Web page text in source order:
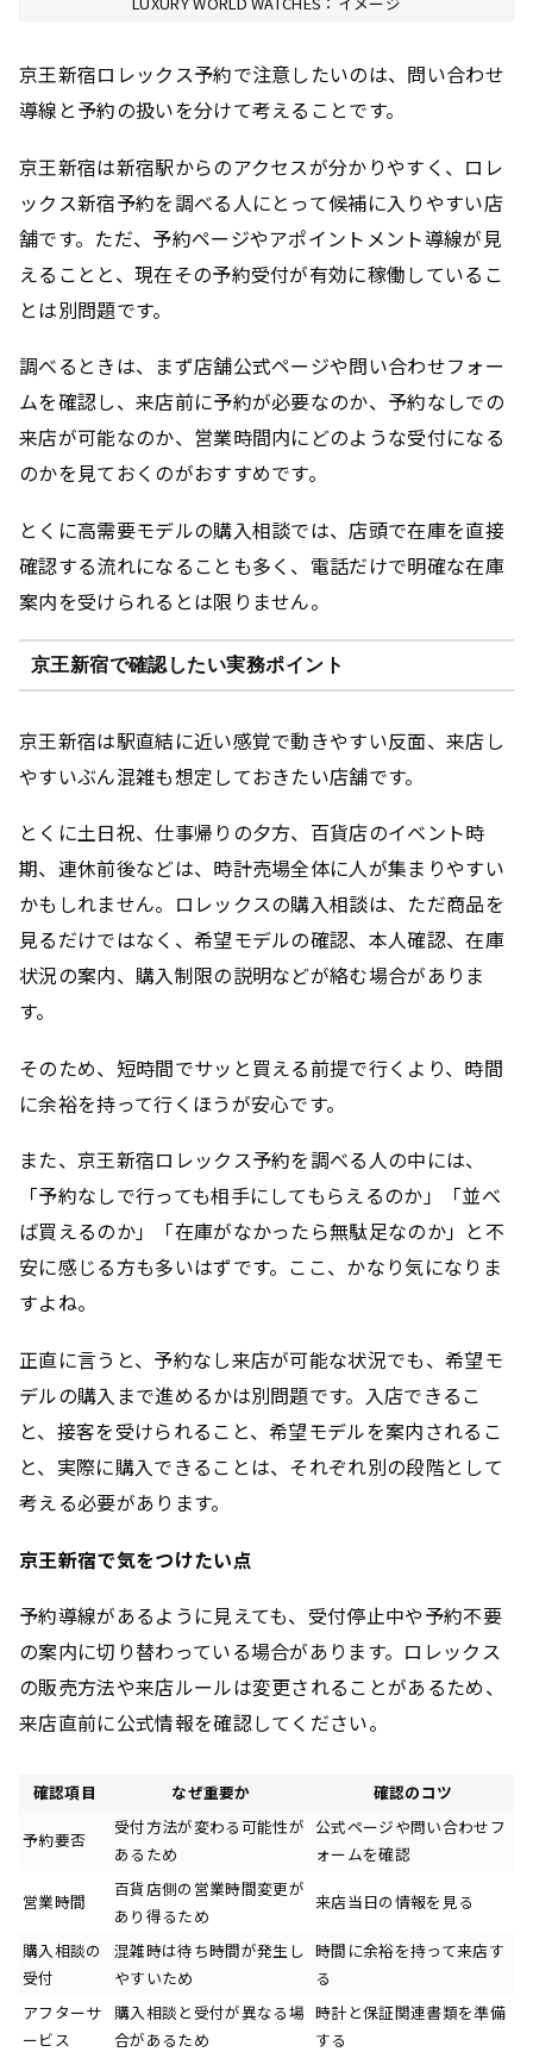
京王新宿ロレックス予約で注意したいのは、問い合わせ
導線と予約の扱いを分けて考えることです。
京王新宿は新宿駅からのアクセスが分かりやすく、ロレ
ックス新宿予約を調べる人にとって候補に入りやすい店
舗です。ただ、予約ページやアポイントメント導線が見
えることと、現在その予約受付が有効に稼働しているこ
とは別問題です。
調べるときは、まず店舗公式ページや問い合わせフォー
ムを確認し、来店前に予約が必要なのか、予約なしでの
来店が可能なのか、営業時間内にどのような受付になる
のかを見ておくのがおすすめです。
とくに高需要モデルの購入相談では、店頭で在庫を直接
確認する流れになることも多く、電話だけで明確な在庫
案内を受けられるとは限りません。
京王新宿で確認したい実務ポイント
京王新宿は駅直結に近い感覚で動きやすい反面、来店し
やすいぶん混雑も想定しておきたい店舗です。
とくに土日祝、仕事帰りの夕方、百貨店のイベント時
期、連休前後などは、時計売場全体に人が集まりやすい
かもしれません。ロレックスの購入相談は、ただ商品を
見るだけではなく、希望モデルの確認、本人確認、在庫
状況の案内、購入制限の説明などが絡む場合がありま
す。
そのため、短時間でサッと買える前提で行くより、時間
に余裕を持って行くほうが安心です。
また、京王新宿ロレックス予約を調べる人の中には、
「予約なしで行っても相手にしてもらえるのか」「並べ
ば買えるのか」「在庫がなかったら無駄足なのか」と不
安に感じる方も多いはずです。ここ、かなり気になりま
すよね。
正直に言うと、予約なし来店が可能な状況でも、希望モ
デルの購入まで進めるかは別問題です。入店できるこ
と、接客を受けられること、希望モデルを案内されるこ
と、実際に購入できることは、それぞれ別の段階として
考える必要があります。
京王新宿で気をつけたい点
予約導線があるように見えても、受付停止中や予約不要
の案内に切り替わっている場合があります。ロレックス
の販売方法や来店ルールは変更されることがあるため、
来店直前に公式情報を確認してください。
確認項目 なぜ重要か 確認のコツ
予約要否
受付方法が変わる可能性が
あるため
公式ページや問い合わせフ
ォームを確認
営業時間
百貨店側の営業時間変更が
あり得るため
来店当日の情報を見る
購入相談の
受付
混雑時は待ち時間が発生し
やすいため
時間に余裕を持って来店す
る
アフターサ
ービス
購入相談と受付が異なる場
合があるため
時計と保証関連書類を準備
する